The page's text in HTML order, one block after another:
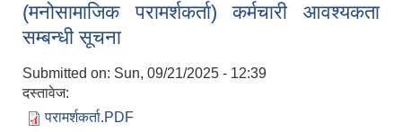
(मनोसामाजिक परामर्शकर्ता) कर्मचारी आवश्यकता
सम्बन्धी सूचना
Submitted on: Sun, 09/21/2025 - 12:39
दस्तावेज:
परामर्शकर्ता.PDF